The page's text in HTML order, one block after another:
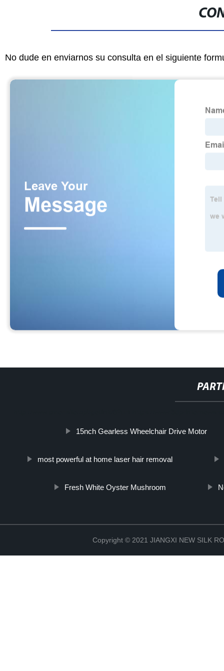
No dude en enviarnos su consulta en el siguiente
15nch Gearless Wheelchair Drive Motor
most powerful at home laser hair removal
Fresh White Oyster Mushroom
Copyright © 2021 JIANGXI NEW SILK